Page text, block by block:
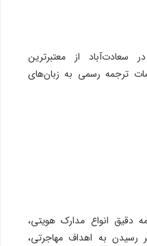
سعادت‌آباد از معتبرترین
ترجمه رسمی به زبان‌های
دقیق انواع مدارک هویتی،
به اهداف مهاجرتی،